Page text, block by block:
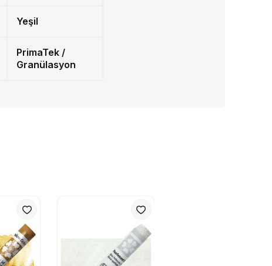
Yeşil
PrimaTek /
Granülasyon